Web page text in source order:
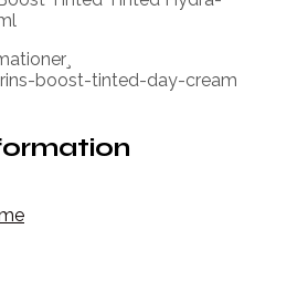
boost-tinted-day-cream